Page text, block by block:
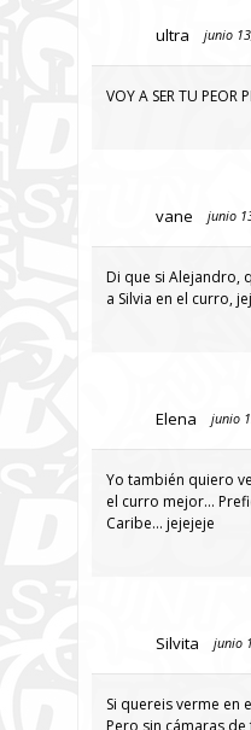
ultra junio
VOY A SER TU PEOR
vane junio
Di que si Alejandro,
a Silvia en el curro,
Elena junio
Yo también quiero
el curro mejor…
Caribe… jejejeje
Silvita junio
Si quereis verme en
Pero sin cámaras